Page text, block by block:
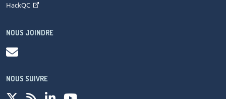
HackQC
NOUS JOINDRE
NOUS SUIVRE